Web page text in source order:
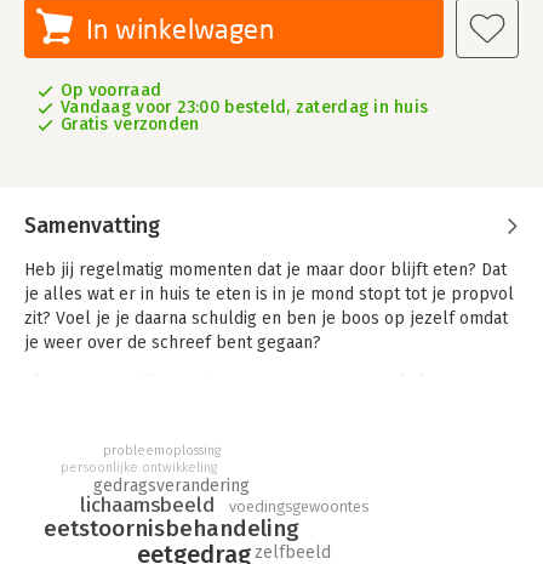
In winkelwagen
Op voorraad
Vandaag voor 23:00 besteld, zaterdag in huis
Gratis verzonden
Samenvatting
Heb jij regelmatig momenten dat je maar door blijft eten? Dat
je alles wat er in huis te eten is in je mond stopt tot je propvol
zit? Voel je je daarna schuldig en ben je boos op jezelf omdat
je weer over de schreef bent gegaan?
probleem zichzelf in stand houdt. Het helpt je om je eetbuien
te overwinnen - zelfstandig of onder begeleiding van een
therapeut.
In dit boek leer je stapsgewijs:
eetgedrag
eetstoornisbehandeling
lichaamsbeeld
zelfbeeld
gedragsverandering
voedingsgewoontes
persoonlijke ontwikkeling
probleemoplossing